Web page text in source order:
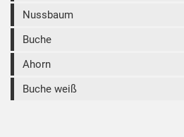
Nussbaum
Buche
Ahorn
Buche weiß